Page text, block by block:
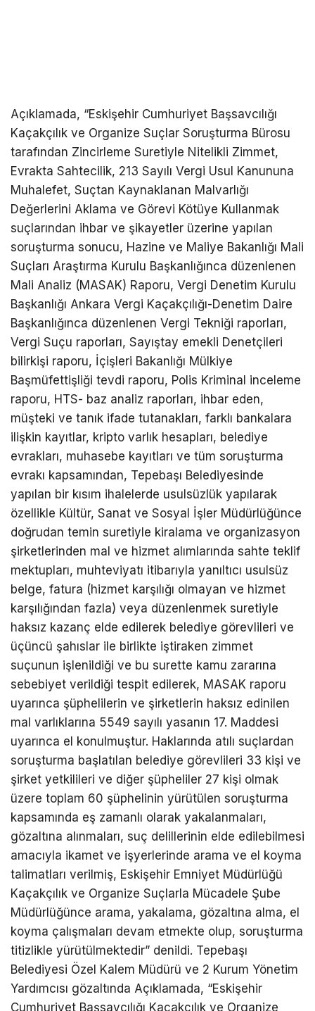
Açıklamada, “Eskişehir Cumhuriyet Başsavcılığı
Kaçakçılık ve Organize Suçlar Soruşturma Bürosu
tarafından Zincirleme Suretiyle Nitelikli Zimmet,
Evrakta Sahtecilik, 213 Sayılı Vergi Usul Kanununa
Muhalefet, Suçtan Kaynaklanan Malvarlığı
Değerlerini Aklama ve Görevi Kötüye Kullanmak
suçlarından ihbar ve şikayetler üzerine yapılan
soruşturma sonucu, Hazine ve Maliye Bakanlığı Mali
Suçları Araştırma Kurulu Başkanlığınca düzenlenen
Mali Analiz (MASAK) Raporu, Vergi Denetim Kurulu
Başkanlığı Ankara Vergi Kaçakçılığı-Denetim Daire
Başkanlığınca düzenlenen Vergi Tekniği raporları,
Vergi Suçu raporları, Sayıştay emekli Denetçileri
bilirkişi raporu, İçişleri Bakanlığı Mülkiye
Başmüfettişliği tevdi raporu, Polis Kriminal inceleme
raporu, HTS- baz analiz raporları, ihbar eden,
müşteki ve tanık ifade tutanakları, farklı bankalara
ilişkin kayıtlar, kripto varlık hesapları, belediye
evrakları, muhasebe kayıtları ve tüm soruşturma
evrakı kapsamından, Tepebaşı Belediyesinde
yapılan bir kısım ihalelerde usulsüzlük yapılarak
özellikle Kültür, Sanat ve Sosyal İşler Müdürlüğünce
doğrudan temin suretiyle kiralama ve organizasyon
şirketlerinden mal ve hizmet alımlarında sahte teklif
mektupları, muhteviyatı itibarıyla yanıltıcı usulsüz
belge, fatura (hizmet karşılığı olmayan ve hizmet
karşılığından fazla) veya düzenlenmek suretiyle
haksız kazanç elde edilerek belediye görevlileri ve
üçüncü şahıslar ile birlikte iştiraken zimmet
suçunun işlenildiği ve bu surette kamu zararına
sebebiyet verildiği tespit edilerek, MASAK raporu
uyarınca şüphelilerin ve şirketlerin haksız edinilen
mal varlıklarına 5549 sayılı yasanın 17. Maddesi
uyarınca el konulmuştur. Haklarında atılı suçlardan
soruşturma başlatılan belediye görevlileri 33 kişi ve
şirket yetkilileri ve diğer şüpheliler 27 kişi olmak
üzere toplam 60 şüphelinin yürütülen soruşturma
kapsamında eş zamanlı olarak yakalanmaları,
gözaltına alınmaları, suç delillerinin elde edilebilmesi
amacıyla ikamet ve işyerlerinde arama ve el koyma
talimatları verilmiş, Eskişehir Emniyet Müdürlüğü
Kaçakçılık ve Organize Suçlarla Mücadele Şube
Müdürlüğünce arama, yakalama, gözaltına alma, el
koyma çalışmaları devam etmekte olup, soruşturma
titizlikle yürütülmektedir” denildi. Tepebaşı
Belediyesi Özel Kalem Müdürü ve 2 Kurum Yönetim
Yardımcısı gözaltında Açıklamada, “Eskişehir
Cumhuriyet Başsavcılığı Kaçakçılık ve Organize